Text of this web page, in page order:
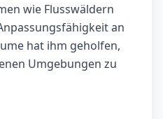
wie Flusswäldern
an
hat ihm geholfen,
Umgebungen zu